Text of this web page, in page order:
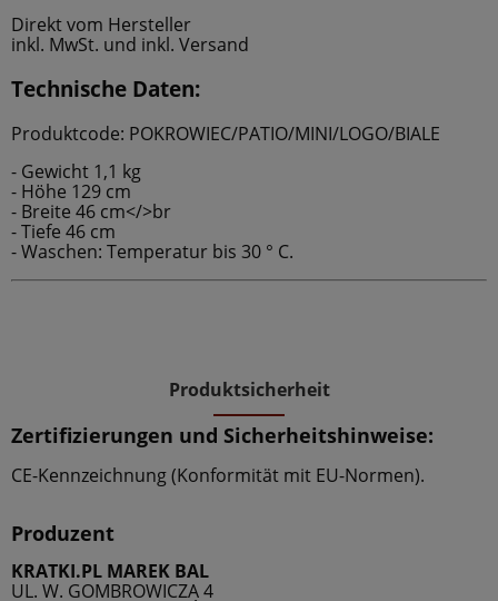
Direkt vom Hersteller
inkl. MwSt. und inkl. Versand
Technische Daten:
Produktcode: POKROWIEC/PATIO/MINI/LOGO/BIALE
- Gewicht 1,1 kg
- Höhe 129 cm
- Breite 46 cm</>br
- Tiefe 46 cm
- Waschen: Temperatur bis 30 ° C.
Produktsicherheit
Zertifizierungen und Sicherheitshinweise:
CE-Kennzeichnung (Konformität mit EU-Normen).
Produzent
KRATKI.PL MAREK BAL
UL. W. GOMBROWICZA 4